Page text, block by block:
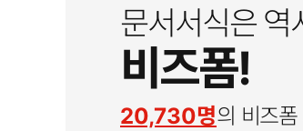
문서서식은 역
비즈폼!
20,730명의 비즈폼